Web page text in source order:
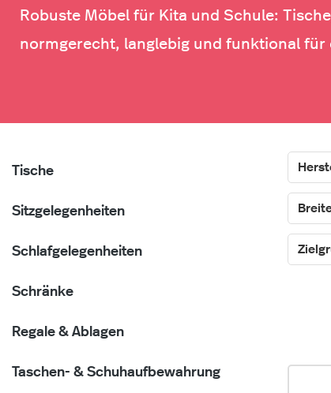
Robuste Möbel für Kita und Schule:
normgerecht, langlebig und funktional
Tische
Sitzgelegenheiten
Schlafgelegenheiten
Schränke
Regale & Ablagen
Taschen- & Schuhaufbewahrung